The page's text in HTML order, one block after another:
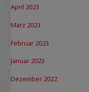
April 2023
März 2023
Februar 2023
Januar 2023
Dezember 2022